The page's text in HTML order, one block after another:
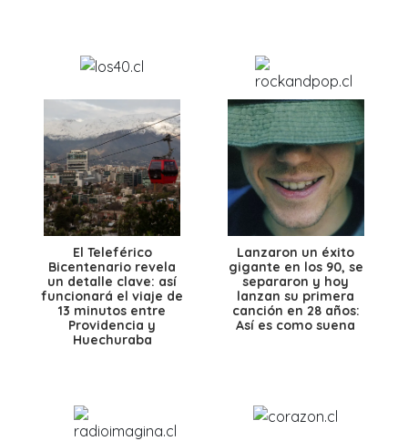
El Teleférico
Bicentenario revela
un detalle clave: así
funcionará el viaje de
13 minutos entre
Providencia y
Huechuraba
Lanzaron un éxito
gigante en los 90, se
separaron y hoy
lanzan su primera
canción en 28 años:
Así es como suena